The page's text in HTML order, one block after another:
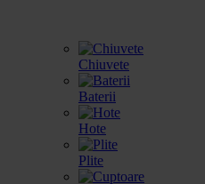
Chiuvete
Baterii
Hote
Plite